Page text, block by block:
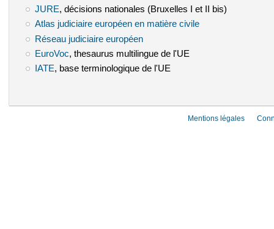
JURE (le lien est externe)
, décisions nationales (Bruxelles I et II bis)
Atlas judiciaire européen en matière civile(le lien est externe)
Réseau judiciaire européen(le lien est externe)
EuroVoc (le lien est externe)
, thesaurus multilingue de l'UE
IATE(le lien est externe)
, base terminologique de l'UE
Mentions légales